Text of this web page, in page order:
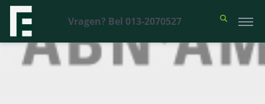
Vragen? Bel 013-2070527